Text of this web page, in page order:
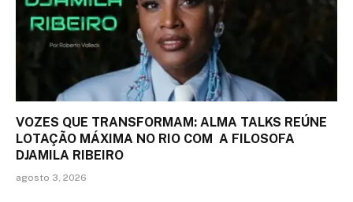
VOZES QUE TRANSFORMAM: ALMA TALKS REÚNE
LOTAÇÃO MÁXIMA NO RIO COM A FILOSOFA
DJAMILA RIBEIRO
agosto 3, 2026